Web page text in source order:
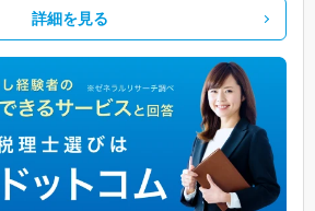
詳細を見る